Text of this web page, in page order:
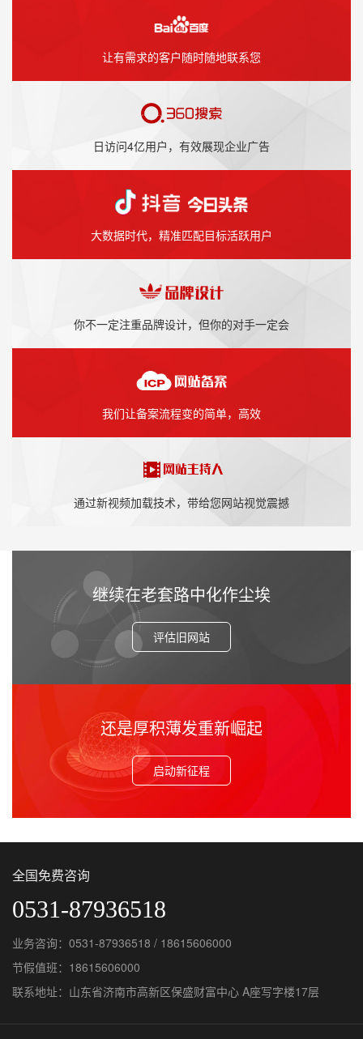
让有需求的客户随时随地联系您
日访问4亿用户，有效展现企业广告
大数据时代，精准匹配目标活跃用户
你不一定注重品牌设计，但你的对手一定会
我们让备案流程变的简单，高效
通过新视频加载技术，带给您网站视觉震撼
继续在老套路中化作尘埃
评估旧网站
还是厚积薄发重新崛起
启动新征程
全国免费咨询
0531-87936518
业务咨询：0531-87936518 / 18615606000
节假值班：18615606000
联系地址：山东省济南市高新区保盛财富中心 A座写字楼17层